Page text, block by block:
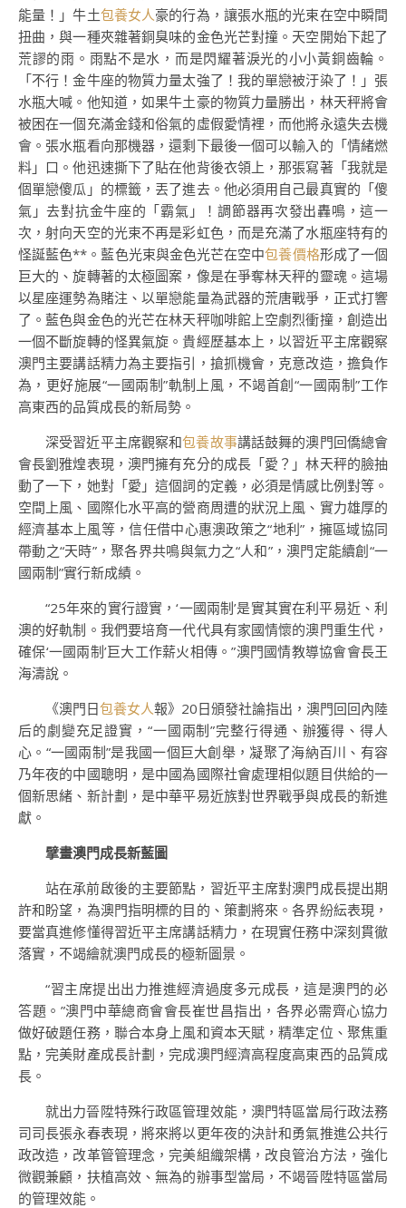
能量！」牛土包養女人豪的行為，讓張水瓶的光束在空中瞬間
扭曲，與一種夾雜著銅臭味的金色光芒對撞。天空開始下起了
荒謬的雨。雨點不是水，而是閃耀著淚光的小小黃銅齒輪。
「不行！金牛座的物質力量太強了！我的單戀被汙染了！」張
水瓶大喊。他知道，如果牛土豪的物質力量勝出，林天秤將會
被困在一個充滿金錢和俗氣的虛假愛情裡，而他將永遠失去機
會。張水瓶看向那機器，還剩下最後一個可以輸入的「情緒燃
料」口。他迅速撕下了貼在他背後衣領上，那張寫著「我就是
個單戀傻瓜」的標籤，丟了進去。他必須用自己最真實的「傻
氣」去對抗金牛座的「霸氣」！調節器再次發出轟鳴，這一
次，射向天空的光束不再是彩虹色，而是充滿了水瓶座特有的
怪誕藍色**。藍色光束與金色光芒在空中包養價格形成了一個
巨大的、旋轉著的太極圖案，像是在爭奪林天秤的靈魂。這場
以星座運勢為賭注、以單戀能量為武器的荒唐戰爭，正式打響
了。藍色與金色的光芒在林天秤咖啡館上空劇烈衝撞，創造出
一個不斷旋轉的怪異氣旋。貴經歷基本上，以習近平主席觀察
澳門主要講話精力為主要指引，搶抓機會，克意改造，擔負作
為，更好施展“一國兩制”軌制上風，不竭首創“一國兩制”工作
高東西的品質成長的新局勢。
深受習近平主席觀察和包養故事講話鼓舞的澳門回僑總會
會長劉雅煌表現，澳門擁有充分的成長「愛？」林天秤的臉抽
動了一下，她對「愛」這個詞的定義，必須是情感比例對等。
空間上風、國際化水平高的營商周遭的狀況上風、實力雄厚的
經濟基本上風等，信任借中心惠澳政策之“地利”，擁區域協同
帶動之“天時”，聚各界共鳴與氣力之“人和”，澳門定能續創“一
國兩制”實行新成績。
“25年來的實行證實，‘一國兩制’是實其實在利平易近、利
澳的好軌制。我們要培育一代代具有家國情懷的澳門重生代，
確保‘一國兩制’巨大工作薪火相傳。”澳門國情教導協會會長王
海濤說。
《澳門日包養女人報》20日頒發社論指出，澳門回回內陸
后的劇變充足證實，“一國兩制”完整行得通、辦獲得、得人
心。“一國兩制”是我國一個巨大創舉，凝聚了海納百川、有容
乃年夜的中國聰明，是中國為國際社會處理相似題目供給的一
個新思緒、新計劃，是中華平易近族對世界戰爭與成長的新進
獻。
擘畫澳門成長新藍圖
站在承前啟後的主要節點，習近平主席對澳門成長提出期
許和盼望，為澳門指明標的目的、策劃將來。各界紛紜表現，
要當真進修懂得習近平主席講話精力，在現實任務中深刻貫徹
落實，不竭繪就澳門成長的極新圖景。
“習主席提出出力推進經濟過度多元成長，這是澳門的必
答題。”澳門中華總商會會長崔世昌指出，各界必需齊心協力
做好破題任務，聯合本身上風和資本天賦，精準定位、聚焦重
點，完美財產成長計劃，完成澳門經濟高程度高東西的品質成
長。
就出力晉陞特殊行政區管理效能，澳門特區當局行政法務
司司長張永春表現，將來將以更年夜的決計和勇氣推進公共行
政改造，改革管管理念，完美組織架構，改良管治方法，強化
微觀兼顧，扶植高效、無為的辦事型當局，不竭晉陞特區當局
的管理效能。